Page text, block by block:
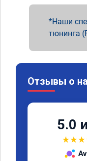
Наши
тюнинга
Отзывы о
5.0
★★★